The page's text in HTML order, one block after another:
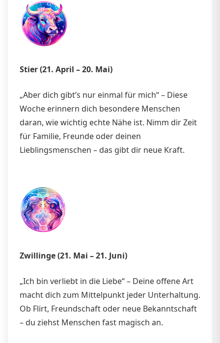
Stier (21. April – 20. Mai)
„Aber dich gibt’s nur einmal für mich“ – Diese
Woche erinnern dich besondere Menschen
daran, wie wichtig echte Nähe ist. Nimm dir Zeit
für Familie, Freunde oder deinen
Lieblingsmenschen – das gibt dir neue Kraft.
Zwillinge (21. Mai – 21. Juni)
„Ich bin verliebt in die Liebe“ – Deine offene Art
macht dich zum Mittelpunkt jeder Unterhaltung.
Ob Flirt, Freundschaft oder neue Bekanntschaft
– du ziehst Menschen fast magisch an.